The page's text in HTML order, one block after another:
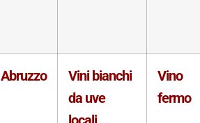
Abruzzo
Vini bianchi
da uve
Vino
fermo